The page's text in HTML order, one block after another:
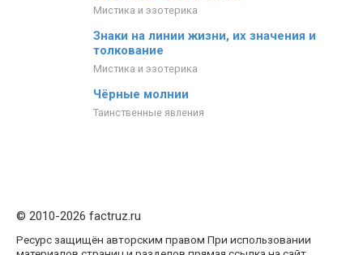
Мистика и эзотерика
Знаки на линии жизни, их значения и
толкование
Мистика и эзотерика
Чёрные молнии
Таинственные явления
© 2010-2026 factruz.ru
Ресурс защищён авторским правом При использовании